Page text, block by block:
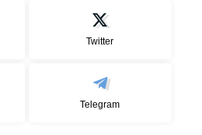
Twitter
Telegram